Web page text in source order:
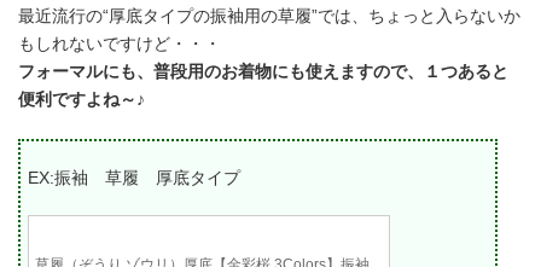
最近流行の“厚底タイプの振袖用の草履”では、ちょっと入らないか
も しれないですけど・・・
フォーマルにも、普段用のお着物にも使えますので、１つあると
便利ですよね～♪
EX:振袖 草履 厚底タイプ